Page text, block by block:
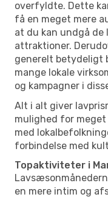
overfyldte. Dette
få en meget mere
at du kan undgå
attraktioner.
generelt betydeligt
mange lokale
og kampagner i
Alt i alt giver
mulighed for
med
forbindelse med
Topaktiviteter i
en mere intim og